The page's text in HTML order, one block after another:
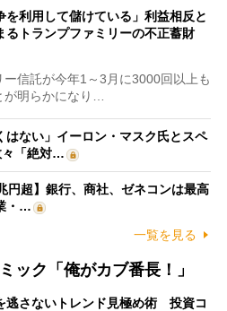
を利用して儲けている」利益相反と
るトランプファミリーの不正蓄財
信託が今年1～3月に3000回以上も
明らかになり…
はない」イーロン・マスク氏とスペ
々「絶対…
円超】銀行、商社、ゼネコンは最高
・…
一覧を見る
ック「俺がカブ番長！」
逃さないトレンド見極め術 投資コ